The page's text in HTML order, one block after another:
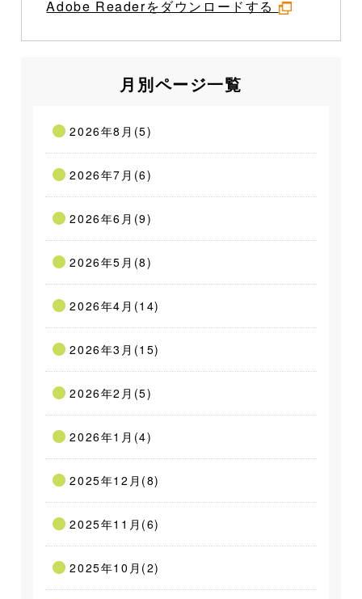
Adobe Readerをダウンロードする
月別ページ一覧
2026年8月(5)
2026年7月(6)
2026年6月(9)
2026年5月(8)
2026年4月(14)
2026年3月(15)
2026年2月(5)
2026年1月(4)
2025年12月(8)
2025年11月(6)
2025年10月(2)